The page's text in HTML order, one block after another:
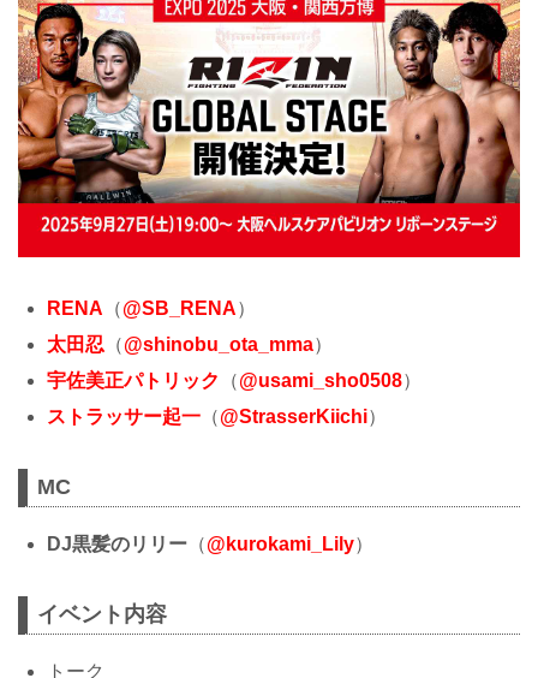
RENA （@SB_RENA）
太田忍 （@shinobu_ota_mma）
宇佐美正パトリック
（@usami_sho0508）
ストラッサー起一 （@StrasserKiichi）
MC
DJ黒髪のリリー （@kurokami_Lily）
イベント内容
トーク